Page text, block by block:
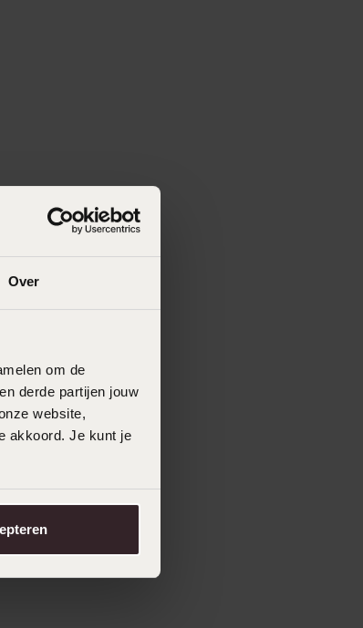
Over
om de
derde partijen jouw
website,
akkoord. Je kunt je